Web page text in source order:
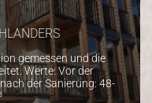
gemessen und die
Werte: Vor der
der Sanierung: 48-